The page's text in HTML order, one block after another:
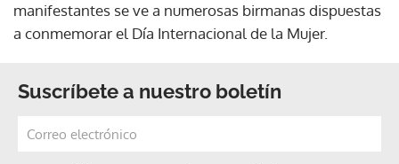
manifestantes se ve a numerosas birmanas dispuestas
a conmemorar el Día Internacional de la Mujer.
Suscríbete a nuestro boletín